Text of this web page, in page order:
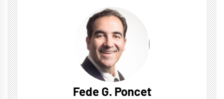
Fede G. Poncet